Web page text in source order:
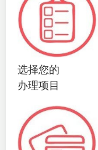
选择您的
办理项目